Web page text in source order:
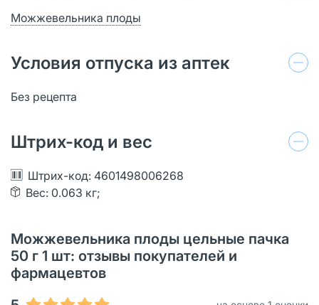
Можжевельника плоды
Условия отпуска из аптек
Без рецепта
Штрих-код и вес
Штрих-код: 4601498006268
Вес: 0.063 кг;
Можжевельника плоды цельные пачка
50 г 1 шт: отзывы покупателей и
фармацевтов